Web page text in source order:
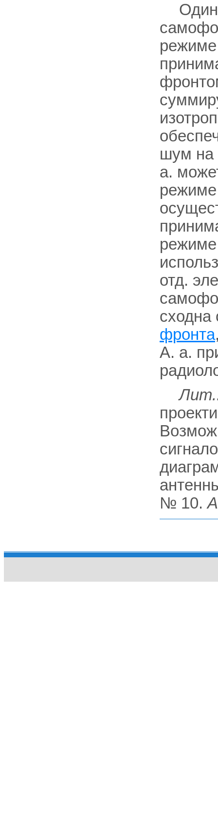
шум на
а.
отд.
фронта
А. а.
№ 10.